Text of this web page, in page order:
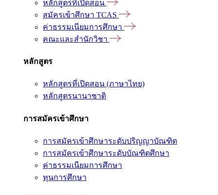
หลักสูตรที่เปิดสอน
สมัครเข้าศึกษา TCAS
ค่าธรรมเนียมการศึกษา
คณะและสำนักวิชา
หลักสูตร
หลักสูตรที่เปิดสอน (ภาษาไทย)
หลักสูตรนานาชาติ
การสมัครเข้าศึกษา
การสมัครเข้าศึกษาระดับปริญญาบัณฑิต
การสมัครเข้าศึกษาระดับบัณฑิตศึกษา
ค่าธรรมเนียมการศึกษา
ทุนการศึกษา